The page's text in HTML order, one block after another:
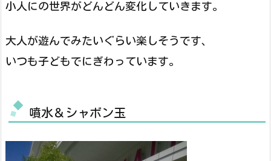
小人にの世界がどんどん変化していきます。
大人が遊んでみたいぐらい楽しそうです、
いつも子どもでにぎわっています。
噴水＆シャボン玉